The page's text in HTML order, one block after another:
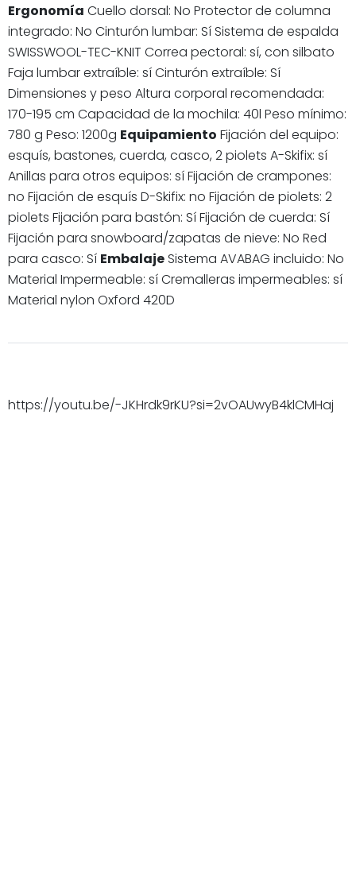
Ergonomía Cuello dorsal: No Protector de columna
integrado: No Cinturón lumbar: Sí Sistema de espalda
SWISSWOOL-TEC-KNIT Correa pectoral: sí, con silbato
Faja lumbar extraíble: sí Cinturón extraíble: Sí
Dimensiones y peso Altura corporal recomendada:
170-195 cm Capacidad de la mochila: 40l Peso mínimo:
780 g Peso: 1200g Equipamiento Fijación del equipo:
esquís, bastones, cuerda, casco, 2 piolets A-Skifix: sí
Anillas para otros equipos: sí Fijación de crampones:
no Fijación de esquís D-Skifix: no Fijación de piolets: 2
piolets Fijación para bastón: Sí Fijación de cuerda: Sí
Fijación para snowboard/zapatas de nieve: No Red
para casco: Sí Embalaje Sistema AVABAG incluido: No
Material Impermeable: sí Cremalleras impermeables: sí
Material nylon Oxford 420D
https://youtu.be/-JKHrdk9rKU?si=2vOAUwyB4klCMHaj